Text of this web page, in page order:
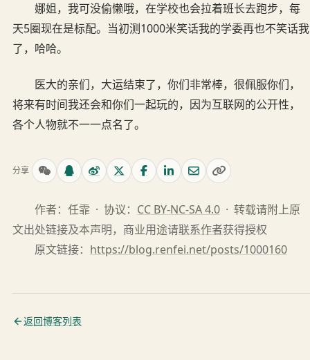
娜姐，我可没偷懒哦，在学校也会拉着班长去跑步，每
天5圈现在是标配。当初测1000米笑话我的学委再也不笑话我
了，哈哈。
医大的亲们，大运结束了，你们非常棒，很佩服你们，
将来有时间我还会和你们一起玩的，因为互联网的公开性，
各个人物就不一一点名了。
分享
作者：任霏 · 协议： CC BY-NC-SA 4.0· 转载请附上原
文出处链接及本声明，商业用途请联系作者获得授权
原文链接： https://blog.renfei.net/posts/1000160
返回博客列表